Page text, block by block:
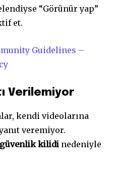
“Görünür yap”
et.
Guidelines –
Verilemiyor
kendi videolarına
veremiyor.
kilidi nedeniyle